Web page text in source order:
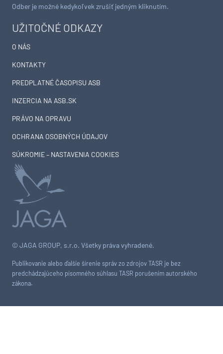
© JAGA GROUP, s.r.o. Všetky práva vyhradené.
Publikovanie alebo ďalšie šírenie správ zo zdrojov TASR je bez
predchádzajúceho písomného súhlasu TASR porušením autorského
zákona.
UŽITOČNÉ ODKAZY
O NÁS
KONTAKTY
PREDPLATNÉ ČASOPISU ASB
INZERCIA NA ASB.SK
PRÁVO NA OPRAVU
OCHRANA OSOBNÝCH ÚDAJOV
SÚKROMIE – NASTAVENIA COOKIES
Odber je možné kedykoľvek zrušiť jedným kliknutím.